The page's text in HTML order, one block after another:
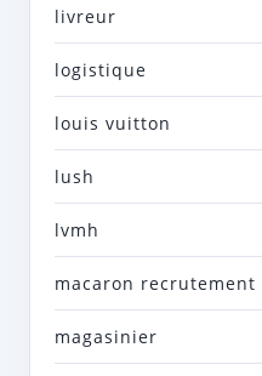
livreur
logistique
louis vuitton
lush
lvmh
macaron recrutement
magasinier